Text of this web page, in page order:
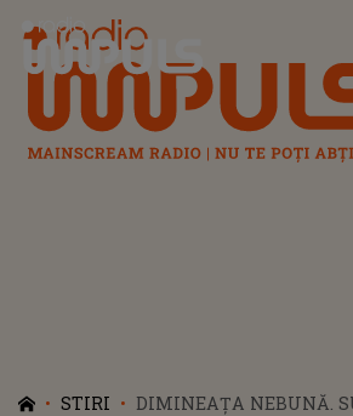
Radio Impuls
STIRI
DIMINEAȚA NEBUNĂ.